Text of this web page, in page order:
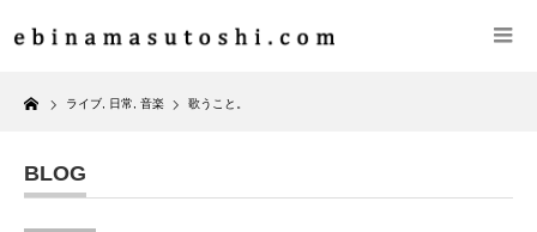
Home
ライブ 日常 音楽 歌うこと。
BLOG